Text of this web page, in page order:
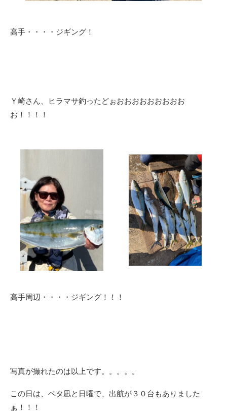
高手・・・・ジギング！
Ｙ崎さん、ヒラマサ釣ったどぉおおおおおおおおお
お！！！！
高手周辺・・・・ジギング！！！
写真が撮れたのは以上です。。。。。
この日は、ベタ凪と日曜で、出航が３０台もありました
ぁ！！！